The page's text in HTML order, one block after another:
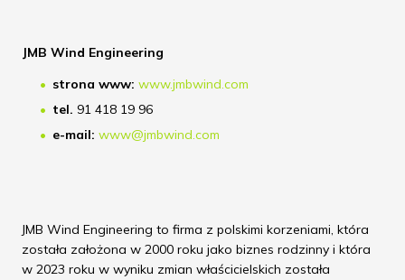
JMB Wind Engineering
strona www: www.jmbwind.com
tel. 91 418 19 96
e-mail: www@jmbwind.com
JMB Wind Engineering to firma z polskimi korzeniami, która
została założona w 2000 roku jako biznes rodzinny i która
w 2023 roku w wyniku zmian właścicielskich została